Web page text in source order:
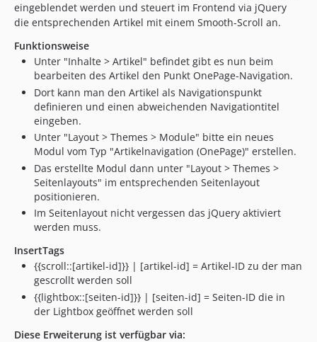
eingeblendet werden und steuert im Frontend via jQuery
die entsprechenden Artikel mit einem Smooth-Scroll an.
Funktionsweise
Unter "Inhalte > Artikel" befindet gibt es nun beim
bearbeiten des Artikel den Punkt OnePage-Navigation.
Dort kann man den Artikel als Navigationspunkt
definieren und einen abweichenden Navigationtitel
eingeben.
Unter "Layout > Themes > Module" bitte ein neues
Modul vom Typ "Artikelnavigation (OnePage)" erstellen.
Das erstellte Modul dann unter "Layout > Themes >
Seitenlayouts" im entsprechenden Seitenlayout
positionieren.
Im Seitenlayout nicht vergessen das jQuery aktiviert
werden muss.
InsertTags
{{scroll::[artikel-id]}} | [artikel-id] = Artikel-ID zu der man
gescrollt werden soll
{{lightbox::[seiten-id]}} | [seiten-id] = Seiten-ID die in
der Lightbox geöffnet werden soll
Diese Erweiterung ist verfügbar via: